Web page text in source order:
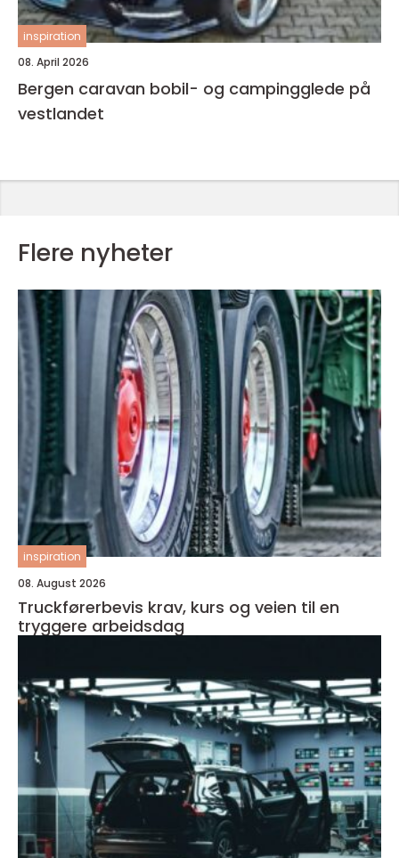
inspiration
08. April 2026
Bergen caravan bobil- og campingglede på
vestlandet
Flere nyheter
inspiration
08. August 2026
Truckførerbevis krav, kurs og veien til en
tryggere arbeidsdag